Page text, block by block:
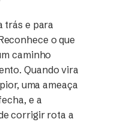
trás e para
o que
caminho
Quando vira
uma ameaça
e a
corrigir rota a